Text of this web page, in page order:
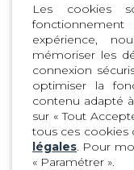
Les cookies
expérience,
mémoriser les
connexion
optimiser la
contenu adapté
sur « Tout
tous ces cookies
légales. Pour
« Paramétrer ».